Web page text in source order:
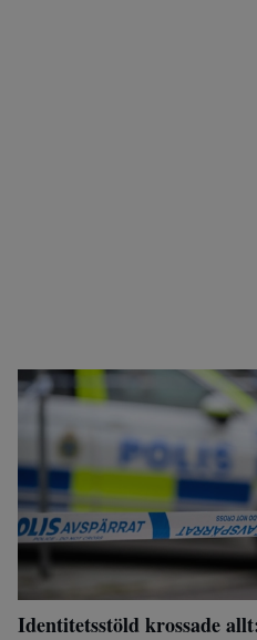
Identitetsstöld krossade